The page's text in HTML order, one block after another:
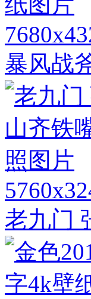
暴风战
老九门